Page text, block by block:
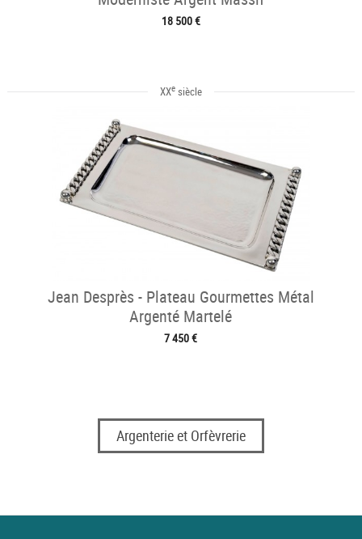
18 500 €
XXesiècle
Jean Desprès - Plateau Gourmettes Métal
Argenté Martelé
7 450 €
Argenterie et Orfèvrerie